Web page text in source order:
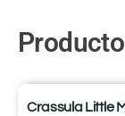
Crassula Little